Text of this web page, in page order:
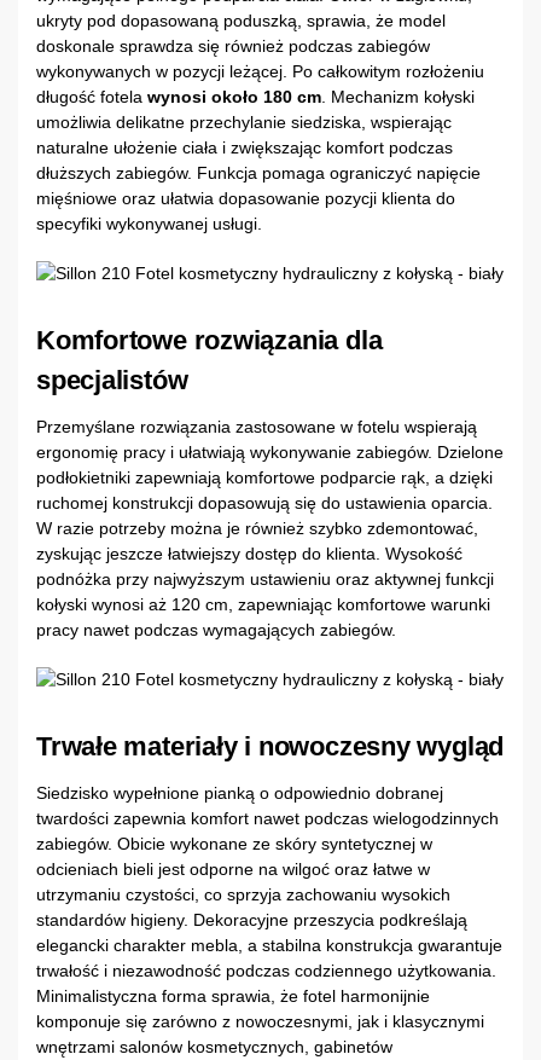
ukryty pod dopasowaną poduszką, sprawia, że model
doskonale sprawdza się również podczas zabiegów
wykonywanych w pozycji leżącej. Po całkowitym rozłożeniu
długość fotela wynosi około 180 cm. Mechanizm kołyski
umożliwia delikatne przechylanie siedziska, wspierając
naturalne ułożenie ciała i zwiększając komfort podczas
dłuższych zabiegów. Funkcja pomaga ograniczyć napięcie
mięśniowe oraz ułatwia dopasowanie pozycji klienta do
specyfiki wykonywanej usługi.
Komfortowe rozwiązania dla
specjalistów
Przemyślane rozwiązania zastosowane w fotelu wspierają
ergonomię pracy i ułatwiają wykonywanie zabiegów. Dzielone
podłokietniki zapewniają komfortowe podparcie rąk, a dzięki
ruchomej konstrukcji dopasowują się do ustawienia oparcia.
W razie potrzeby można je również szybko zdemontować,
zyskując jeszcze łatwiejszy dostęp do klienta. Wysokość
podnóżka przy najwyższym ustawieniu oraz aktywnej funkcji
kołyski wynosi aż 120 cm, zapewniając komfortowe warunki
pracy nawet podczas wymagających zabiegów.
Trwałe materiały i nowoczesny wygląd
Siedzisko wypełnione pianką o odpowiednio dobranej
twardości zapewnia komfort nawet podczas wielogodzinnych
zabiegów. Obicie wykonane ze skóry syntetycznej w
odcieniach bieli jest odporne na wilgoć oraz łatwe w
utrzymaniu czystości, co sprzyja zachowaniu wysokich
standardów higieny. Dekoracyjne przeszycia podkreślają
elegancki charakter mebla, a stabilna konstrukcja gwarantuje
trwałość i niezawodność podczas codziennego użytkowania.
Minimalistyczna forma sprawia, że fotel harmonijnie
komponuje się zarówno z nowoczesnymi, jak i klasycznymi
wnętrzami salonów kosmetycznych, gabinetów